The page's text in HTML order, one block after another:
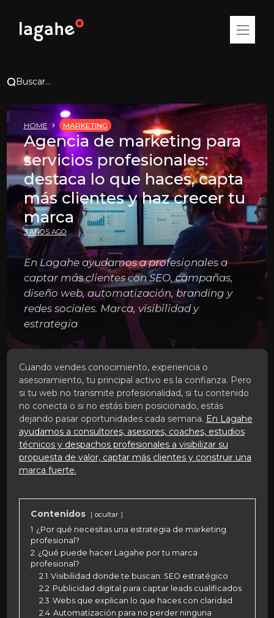
Buscar...
HOME MARKETING
Agencia de marketing para
servicios profesionales:
destaca lo que haces, capta
más clientes y haz crecer tu
marca
3 AÑOS AGO
En Lagahe ayudamos a profesionales a
captar más clientes con SEO, campañas,
diseño web, automatización, branding y
redes sociales. Marca, visibilidad y
estrategia
Cuando vendes conocimiento, experiencia o
asesoramiento, tu principal activo es la confianza. Pero
si tu web no transmite profesionalidad, si tu contenido
no conecta o si no estás bien posicionado, estás
dejando pasar oportunidades cada semana. En Lagahe
ayudamos a consultores, asesores, coaches, estudios
técnicos y despachos profesionales a visibilizar su
propuesta de valor, captar más clientes y construir una
marca fuerte.
Contenidos ocultar
1 ¿Por qué necesitas una estrategia de marketing
profesional?
2 ¿Qué puede hacer Lagahe por tu marca
profesional?
2.1 Visibilidad donde te buscan: SEO estratégico
2.2 Publicidad digital para captar leads cualificados
2.3 Webs que explican lo que haces con claridad
2.4 Automatización para no perder ninguna